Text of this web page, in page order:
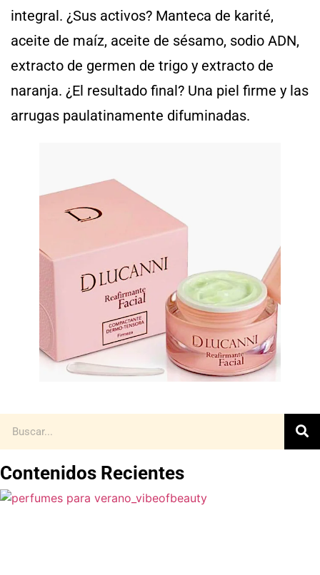
integral. ¿Sus activos? Manteca de karité,
aceite de maíz, aceite de sésamo, sodio ADN,
extracto de germen de trigo y extracto de
naranja. ¿El resultado final? Una piel firme y las
arrugas paulatinamente difuminadas.
Contenidos Recientes